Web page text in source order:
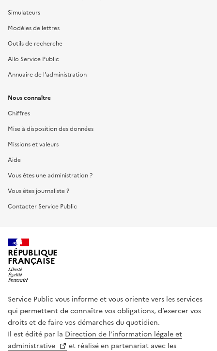
Simulateurs
Modèles de lettres
Outils de recherche
Allo Service Public
Annuaire de l'administration
Nous connaître
Chiffres
Mise à disposition des données
Missions et valeurs
Aide
Vous êtes une administration ?
Vous êtes journaliste ?
Contacter Service Public
RÉPUBLIQUE
FRANÇAISE
Service Public vous informe et vous oriente vers les services
qui permettent de connaître vos obligations, d’exercer vos
droits et de faire vos démarches du quotidien.
Il est édité par la Direction de l’information légale et
administrative
et réalisé en partenariat avec les